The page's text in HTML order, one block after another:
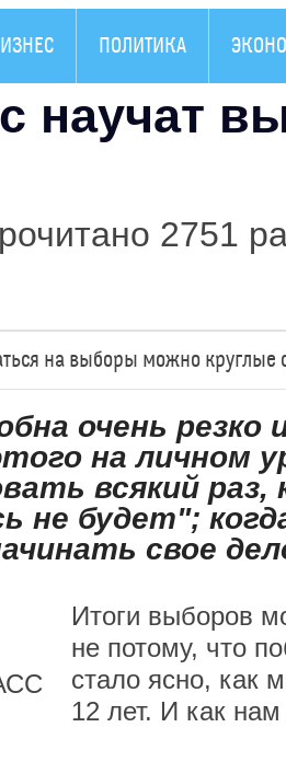
ПОЛИТИКА
научат
2751
на выборы можно круглые
очень
на личном
всякий раз,
не будет";
свое
Итоги выборов
не потому, что
стало ясно, как
12 лет. И как